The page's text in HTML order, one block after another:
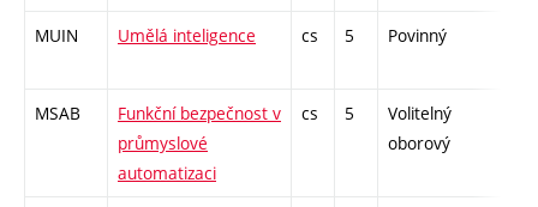
MUIN Umělá inteligence cs 5 Povinný
MSAB
Funkční bezpečnost v
průmyslové
automatizaci
cs 5
Volitelný
oborový